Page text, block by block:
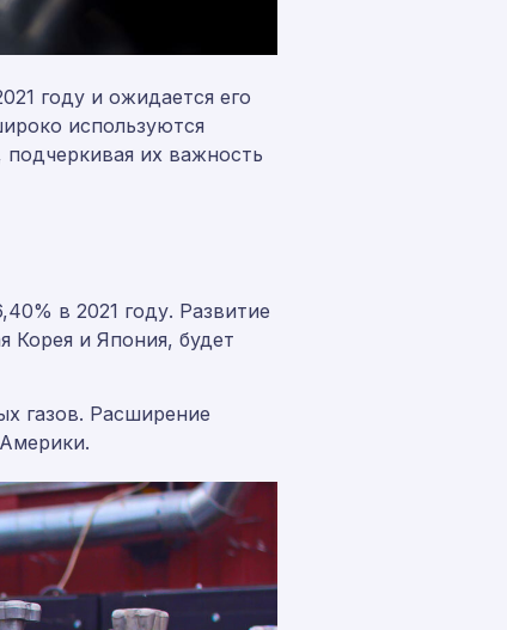
году и ожидается его
используются
подчеркивая их важность
в 2021 году. Развитие
Корея и Япония, будет
газов. Расширение